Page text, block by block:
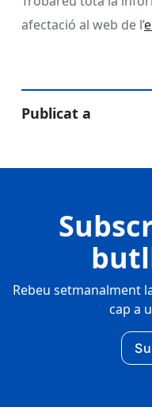
afectació al web de l’
Publicat a
Rebeu setmanalment
cap a